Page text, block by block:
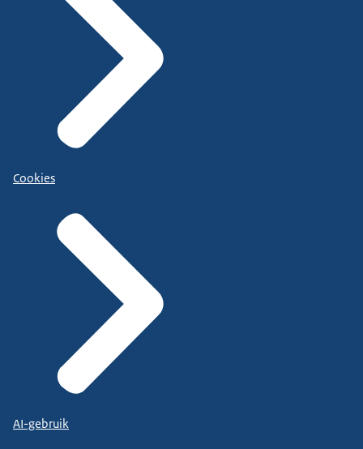
Cookies
AI-gebruik